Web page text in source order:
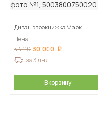
Диван еврокнижка Марк
Цена
44 110 30 000
за 3 дня
В корзину